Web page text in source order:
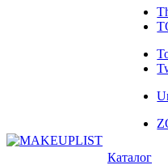
Каталог